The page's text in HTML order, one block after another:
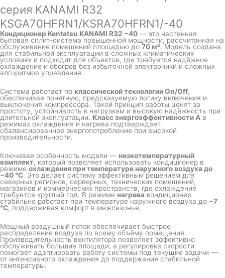
серия KANAMI R32
KSGA70HFRN1/KSRA70HFRN1/-40
Кондиционер Kentatsu KANAMI R32 −40 — это настенная
бытовая сплит-система повышенной мощности, рассчитанная на
обслуживание помещений площадью до 70 м². Модель создана
для стабильной эксплуатации в сложных климатических
условиях и подходит для объектов, где требуется надёжное
охлаждение и обогрев без избыточной электроники и сложных
алгоритмов управления.
Система работает по классической технологии On/Off,
обеспечивая понятную, предсказуемую логику включения и
выключения компрессора. Такой принцип работы ценят за
простоту, устойчивость к нагрузкам и высокую надёжность при
длительной эксплуатации. Класс энергоэффективности A в
режимах охлаждения и нагрева подтверждает
сбалансированное энергопотребление при высокой
производительности.
Ключевая особенность модели — низкотемпературный
комплект, который позволяет использовать кондиционер в
режиме охлаждения при температуре наружного воздуха до
−40 °C. Это делает систему эффективным решением для
северных регионов, серверных, технических помещений,
магазинов и коммерческих пространств, где охлаждение
требуется круглый год. В режиме нагрева кондиционер
стабильно работает при температуре наружного воздуха до −7
°C, поддерживая комфорт в межсезонье.
Мощный воздушный поток обеспечивает быстрое
распределение воздуха по всему объёму помещения.
Производительность вентилятора позволяет эффективно
обслуживать большие площади, а регулировка скорости
помогает адаптировать работу системы под текущие задачи —
от интенсивного охлаждения до поддержания стабильной
температуры.